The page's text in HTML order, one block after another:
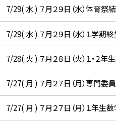
7/29( 水 ) ７月２９日（水）体育祭
7/29( 水 ) ７月２９日（水）１学期
7/28( 火 ) ７月２８日（火）１・２年
7/27( 月 ) ７月２７日（月）専門委
7/27( 月 ) ７月２７日（月）１年生